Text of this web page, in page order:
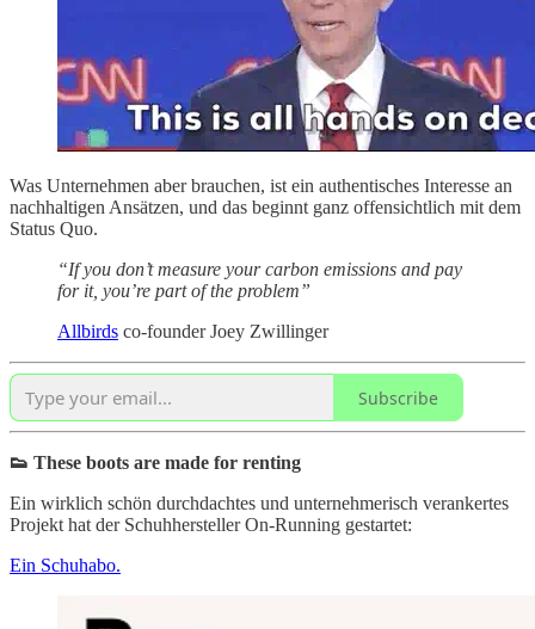
Was Unternehmen aber brauchen, ist ein authentisches Interesse an
nachhaltigen Ansätzen, und das beginnt ganz offensichtlich mit dem
Status Quo.
“If you don’t measure your carbon emissions and pay
for it, you’re part of the problem”
Allbirds co-founder Joey Zwillinger
Subscribe
👟 These boots are made for renting
Ein wirklich schön durchdachtes und unternehmerisch verankertes
Projekt hat der Schuhhersteller On-Running gestartet:
Ein Schuhabo.